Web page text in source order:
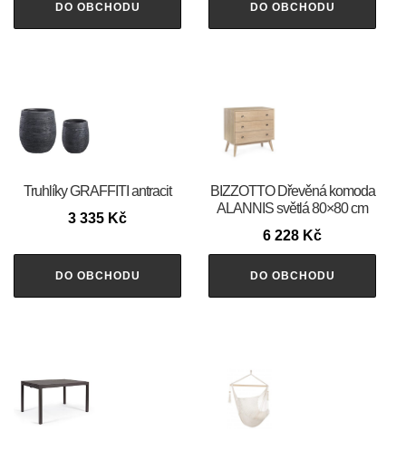
DO OBCHODU DO OBCHODU
Truhlíky GRAFFITI antracit
3 335 Kč
DO OBCHODU
BIZZOTTO Dřevěná komoda
ALANNIS světlá 80×80 cm
6 228 Kč
DO OBCHODU